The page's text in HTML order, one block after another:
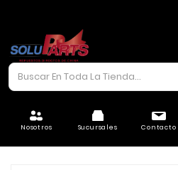
Nosotros Sucursales Contacto
CARROCERÍA
ELÉCTRICO